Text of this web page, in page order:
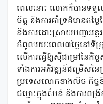
ពេលនោះ លោកក៏បានទទួលកា
ចិត្ត និងការគាំទ្រដ៏មានតម្
និងការដោះស្រាយបញ្ហាអន្ត
កំពូលរយៈពេល៣ថ្ងៃនៅទីក្
លើការធ្វើឱ្យស៊ីជម្រៅនៃកិច្
ទាំងការអភិវឌ្ឍន៍ជម្រើសន
ប្រទេសលោកខាងលិច កិច្ច
ជម្លោះក្នុងតំបន់ និងការពង្